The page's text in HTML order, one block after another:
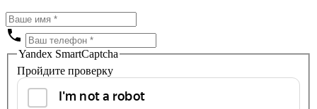
Yandex SmartCaptcha
Пройдите проверку